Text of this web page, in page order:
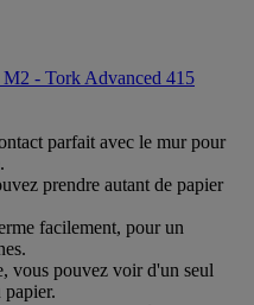
M2 - Tork Advanced 415
parfait avec le mur pour
prendre autant de papier
facilement, pour un
vous pouvez voir d'un seul